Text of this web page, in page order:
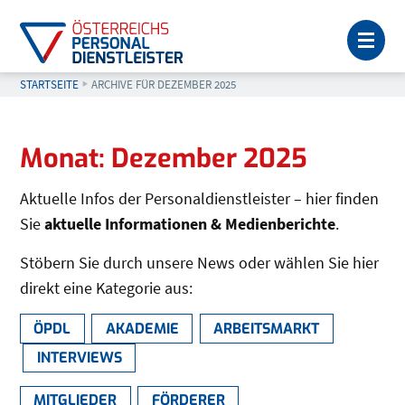
STARTSEITE AKTUELL: ARCHIVE FÜR DEZEMBER 2025
ARCHIVE FÜR DEZEMBER 2025
Monat: Dezember 2025
Aktuelle Infos der Personaldienstleister – hier finden
Sieaktuelle Informationen & Medienberichte.
Stöbern Sie durch unsere News oder wählen Sie hier
direkt eine Kategorie aus:
ÖPDL AKADEMIE
ARBEITSMARKT
INTERVIEWS
MITGLIEDER FÖRDERER